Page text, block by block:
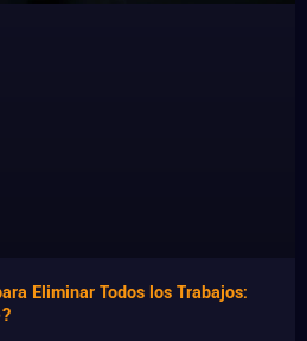
Eliminar Todos los Trabajos: